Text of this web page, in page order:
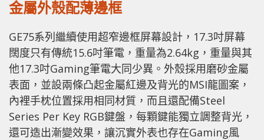
金屬外殼配薄邊框
GE75系列繼續使用超窄邊框屏幕設計，17.3吋屏幕
闊度只有傳統15.6吋筆電，重量為2.64kg，重量與其
他17.3吋Gaming筆電大同少異。外殼採用磨砂金屬
表面，並設兩條凸起金屬紅邊及背光的MSI龍圖案，
內裡手枕位置採用相同材質，而且還配備Steel
Series Per Key RGB鍵盤，每顆鍵能獨立調整背光，
還可造出漸變效果，讓沉實外表也存在Gaming風